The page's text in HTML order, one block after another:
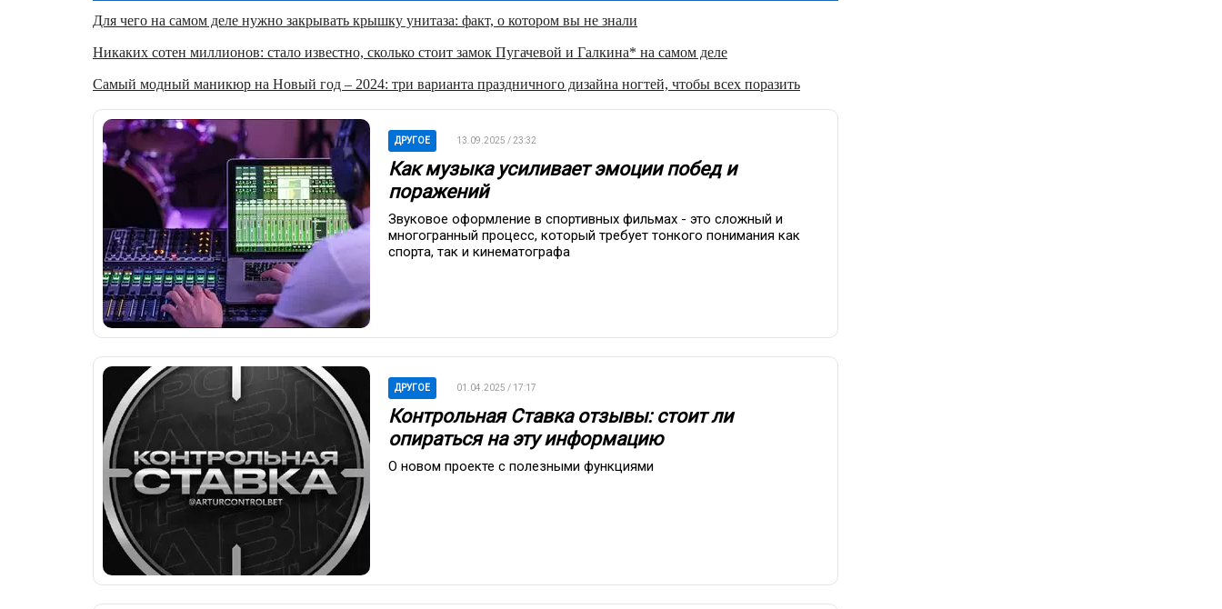
Для чего на самом деле нужно закрывать крышку унитаза: факт, о котором вы не знали
Никаких сотен миллионов: стало известно, сколько стоит замок Пугачевой и Галкина* на самом деле
Самый модный маникюр на Новый год – 2024: три варианта праздничного дизайна ногтей, чтобы всех поразить
ДРУГОЕ 13.09.2025 / 23:32
Как музыка усиливает эмоции побед и
поражений
Звуковое оформление в спортивных фильмах - это сложный и
многогранный процесс, который требует тонкого понимания как
спорта, так и кинематографа
ДРУГОЕ 01.04.2025 / 17:17
Контрольная Ставка отзывы: стоит ли
опираться на эту информацию
О новом проекте с полезными функциями